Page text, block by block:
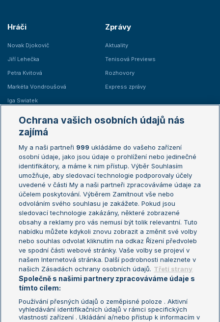
Hráči
Novak Djokovič
Jiří Lehečka
Petra Kvitová
Markéta Vondroušová
Iga Swiatek
Zprávy
Aktuality
Tenisová Previews
Rozhovory
Express zprávy
Žebříčky
Žebříček ATP (muži)
Žebříček WTA (ženy)
Sázkařský žebříček
Australian Open
French Open
Wimbledon
US Open
Turnaj mistrů
Turnaj mistryň
Aktualní trendy
Fotbalové přestupy
Livesport Daily
LS Prague Open
Podmínky užití Nastavení soukromí
Ochrana vašich osobních údajů nás
zajímá
My a naši partneři 999 ukládáme do vašeho zařízení
osobní údaje, jako jsou údaje o prohlížení nebo jedinečné
identifikátory, a máme k nim přístup. Výběr Souhlasím
umožňuje, aby sledovací technologie podporovaly účely
uvedené v části My a naši partneři zpracováváme údaje za
účelem poskytování. Výběrem Zamítnout vše nebo
odvoláním svého souhlasu je zakážete. Pokud jsou
sledovací technologie zakázány, některé zobrazené
obsahy a reklamy pro vás nemusí být tolik relevantní. Tuto
nabídku můžete kdykoli znovu zobrazit a změnit své volby
nebo souhlas odvolat kliknutím na odkaz Řízení předvoleb
ve spodní části webové stránky. Vaše volby se projeví v
našem Internetová stránka. Další podrobnosti naleznete v
našich Zásadách ochrany osobních údajů. Třetí strany
Společně s našimi partnery zpracováváme údaje s
tímto cílem:
Používání přesných údajů o zeměpisné poloze . Aktivní
vyhledávání identifikačních údajů v rámci specifických
vlastností zařízení . Ukládání a/nebo přístup k informacím v